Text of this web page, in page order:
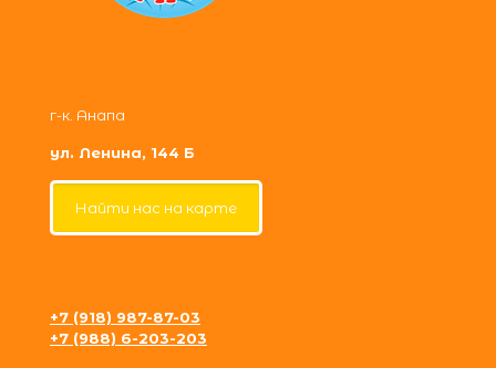
г-к. Анапа
ул. Ленина, 144 Б
Найти нас на карте
+7 (918) 987-87-03
+7 (988) 6-203-203